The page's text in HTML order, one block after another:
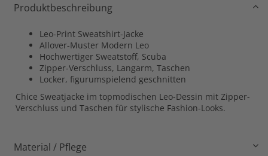
Produktbeschreibung
Leo-Print Sweatshirt-Jacke
Allover-Muster Modern Leo
Hochwertiger Sweatstoff, Scuba
Zipper-Verschluss, Langarm, Taschen
Locker, figurumspielend geschnitten
Chice Sweatjacke im topmodischen Leo-Dessin mit Zipper-
Verschluss und Taschen für stylische Fashion-Looks.
Material / Pflege